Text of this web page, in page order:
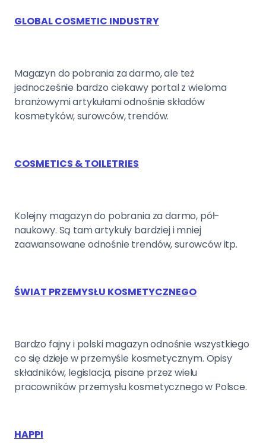
GLOBAL COSMETIC INDUSTRY
Magazyn do pobrania za darmo, ale też
jednocześnie bardzo ciekawy portal z wieloma
branżowymi artykułami odnośnie składów
kosmetyków, surowców, trendów.
COSMETICS & TOILETRIES
Kolejny magazyn do pobrania za darmo, pół-
naukowy. Są tam artykuły bardziej i mniej
zaawansowane odnośnie trendów, surowców itp.
ŚWIAT PRZEMYSŁU KOSMETYCZNEGO
Bardzo fajny i polski magazyn odnośnie wszystkiego
co się dzieje w przemyśle kosmetycznym. Opisy
składników, legislacja, pisane przez wielu
pracowników przemysłu kosmetycznego w Polsce.
HAPPI